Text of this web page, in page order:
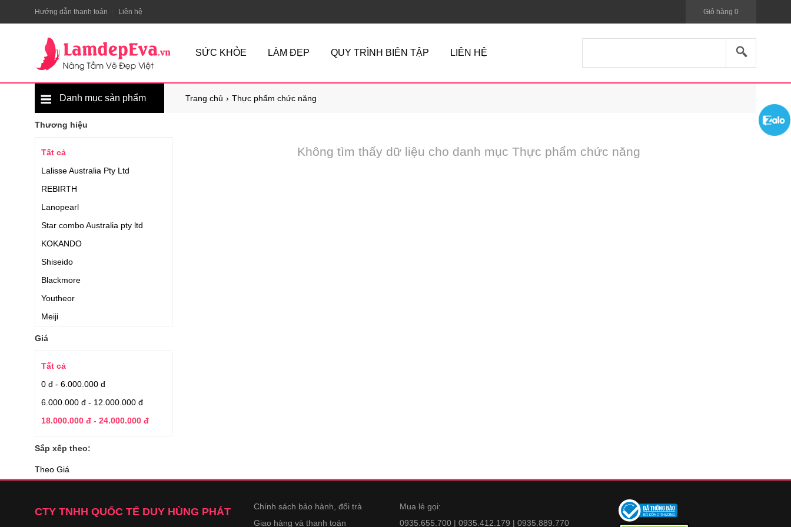
Hướng dẫn thanh toán Liên hệ Giỏ hàng 0
SỨC KHỎE LÀM ĐẸP QUY TRÌNH BIÊN TẬP LIÊN HỆ
Trang chủ Thực phẩm chức năng
Danh mục sản phẩm
Thương hiệu
Tất cả
Lalisse Australia Pty Ltd
REBIRTH
Lanopearl
Star combo Australia pty ltd
KOKANDO
Shiseido
Blackmore
Youtheor
Meiji
Jarrow Formulas
Applied Nutrition
Nature’s Bounty
Auhealth
Earthrise
Japan Algae
Quaker Oats
YuHan.Co
Giá
Tất cả
0 đ - 6.000.000 đ
6.000.000 đ - 12.000.000 đ
18.000.000 đ - 24.000.000 đ
Sắp xếp theo:
Theo Giá
Không tìm thấy dữ liệu cho danh mục Thực phẩm chức năng
CTY TNHH QUỐC TẾ DUY HÙNG PHÁT
Chính sách bảo hành, đổi trả
Giao hàng và thanh toán
Mua lẻ gọi:
0935.655.700 | 0935.412.179 | 0935.889.770